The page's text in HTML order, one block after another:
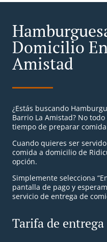
Domicilio
Amistad
¿Estás buscando
Barrio La Amistad? No
tiempo de preparar
Cuando quieres ser
comida a domicilio de
opción.
Simplemente selecciona
pantalla de pago y
servicio de entrega de
Tarifa de entrega